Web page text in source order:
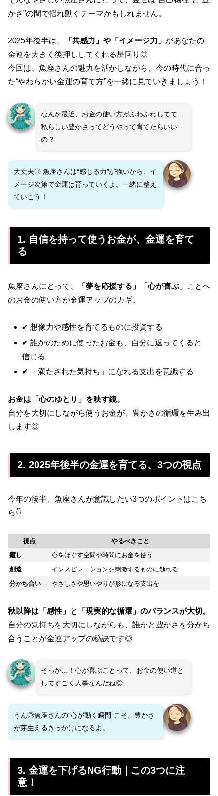
かさ”の間で揺れ動くテーマかもしれません。
2025年後半は、 「共感力」や「イメージ力」 があなたの
金運を大きく後押ししてくれる星回り◎
今回は、魚座さんの魅力を活かしながら、今の時代に合っ
た“やわらかい金運の育て方”を一緒に見ていきましょう！
なんか最近、お金の使い方がふわふわしてて…
私らしい豊かさってどうやって育てたらいい
の？
大丈夫◎ 魚座さんは“感じる力”が強いから、イ
メージ次第で金運は育っていくよ。一緒に整え
ていこう！
1. 自信を持って使うお金が、金運を育て
る
魚座さんにとって、 「夢を応援する」「心が喜ぶ」 ことへ
のお金の使い方が金運アップのカギ。
✔ 想像力や感性を育てるものに投資する
✔ 誰かのために使ったお金も、自分に返ってくると
信じる
✔ 「満たされた気持ち」になれる支出を意識する
お金は「心のゆとり」を映す鏡。
自分を大切にしながら使うお金が、豊かさの循環を生み出
します◎
2. 2025年後半の金運を育てる、3つの視点
今年の後半、魚座さんが意識したい3つのポイントはこち
ら👇
視点
やるべきこと
癒し
心をほぐす空間や時間にお金を使う
創造
インスピレーションを刺激するものに触れる
分かち合い
やさしさや思いやりが形になる支出を
秋以降は「感性」と「現実的な循環」のバランスが大切。
自分の気持ちを大切にしながらも、誰かと豊かさを分かち
合うことが金運アップの秘訣です◎
そっか…！心が喜ぶことって、お金の使い道と
してすごく大事なんだね◎
うん◎魚座さんの“心が動く瞬間”こそ、豊かさ
が芽生えるきっかけになるよ。
3. 金運を下げるNG行動｜この3つに注
意！